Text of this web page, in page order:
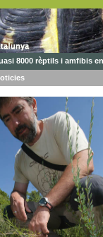
8000 rèptils i amfibis